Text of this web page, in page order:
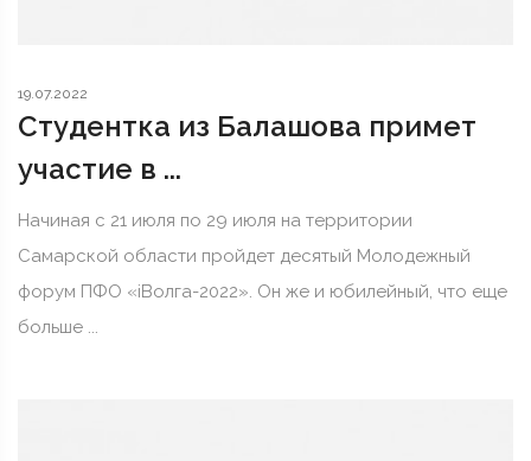
19.07.2022
Студентка из Балашова примет
участие в ...
Начиная с 21 июля по 29 июля на территории
Самарской области пройдет десятый Молодежный
форум ПФО «iВолга-2022». Он же и юбилейный, что еще
больше ...